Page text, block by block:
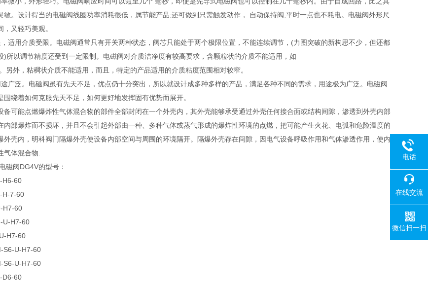
敏。设计得当的电磁阀线圈功率消耗很低，属节能产品;还可做到只需触发动作， 自动保持阀,平时一点也不耗电。电磁阀外形尺
又轻巧美观。
适用介质受限。电磁阀通常只有开关两种状态，阀芯只能处于两个极限位置，不能连续调节，(力图突破的新构思不少，但还都
)所以调节精度还受到一定限制。电磁阀对介质洁净度有较高要求，含颗粒状的介质不能适用，如
另外，粘稠状介质不能适用，而且，特定的产品适用的介质粘度范围相对较窄。
广泛。电磁阀虽有先天不足，优点仍十分突出，所以就设计成多种多样的产品，满足各种不同的需求，用途极为广泛。电磁阀
围绕着如何克服先天不足，如何更好地发挥固有优势而展开。
备可能点燃爆炸性气体混合物的部件全部封闭在一个外壳内，其外壳能够承受通过外壳任何接合面或结构间隙，渗透到外壳内部
内部爆炸而不损坏，并且不会引起外部由一种、多种气体或蒸气形成的爆炸性环境的点燃，把可能产生火花、电弧和危险温度的
外壳内，明科阀门隔爆外壳使设备内部空间与周围的环境隔开。隔爆外壳存在间隙，因电气设备呼吸作用和气体渗透作用，使内
气体混合物.
磁阀DG4V的型号：
H6-60
H-7-60
H7-60
U-H7-60
H7-60
S6-U-H7-60
S6-U-H7-60
D6-60
电话
在线交流
微信扫一扫